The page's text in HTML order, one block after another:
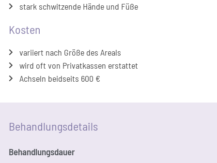
stark schwit­zen­de Hän­de und Füße
Kos­ten
vari­iert nach Grö­ße des Areals
wird oft von Pri­vat­kas­sen erstattet
Ach­seln beid­seits 600 €
Behand­lungs­de­tails
Behand­lungs­dau­er